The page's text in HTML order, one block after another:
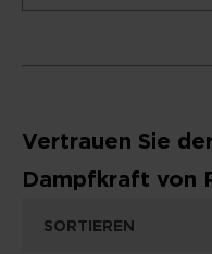
Vertrauen Sie
Dampfkraft von
SORTIEREN